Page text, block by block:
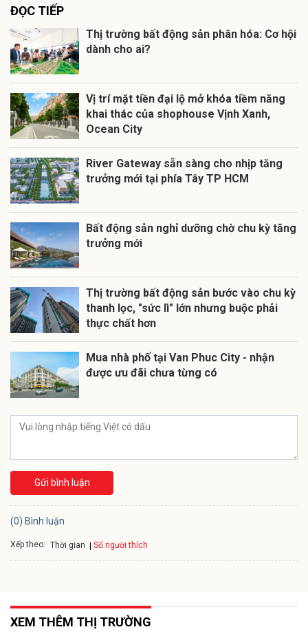
ĐỌC TIẾP
Thị trường bất động sản phân hóa: Cơ hội
dành cho ai?
Vị trí mặt tiền đại lộ mở khóa tiềm năng
khai thác của shophouse Vịnh Xanh,
Ocean City
River Gateway sẵn sàng cho nhịp tăng
trưởng mới tại phía Tây TP HCM
Bất động sản nghỉ dưỡng chờ chu kỳ tăng
trưởng mới
Thị trường bất động sản bước vào chu kỳ
thanh lọc, "sức lì" lớn nhưng buộc phải
thực chất hơn
Mua nhà phố tại Van Phuc City - nhận
được ưu đãi chưa từng có
Gửi bình luận
(0) Bình luận
Xếp theo: Thời gian Số người thích
XEM THÊM THỊ TRƯỜNG